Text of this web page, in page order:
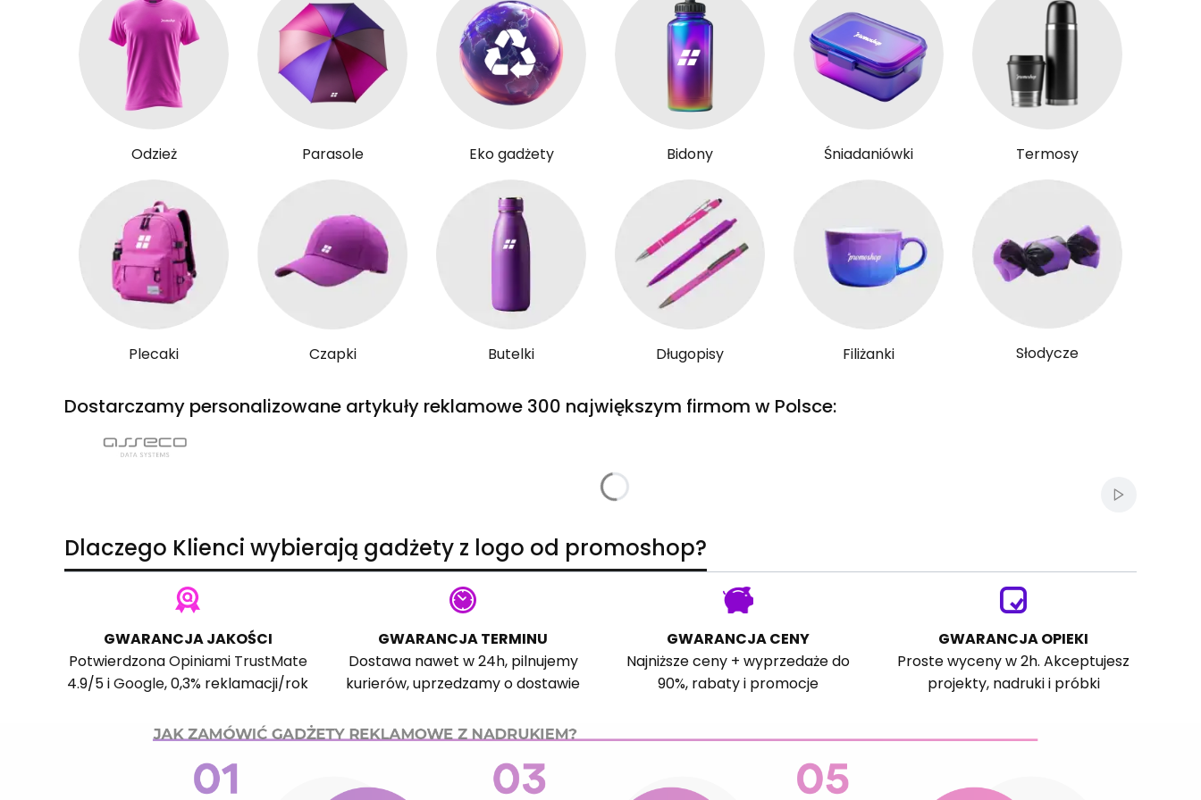
Odzież Parasole Eko gadżety Bidony Śniadaniówki Termosy
Plecaki Czapki Butelki Długopisy Filiżanki Słodycze
Dostarczamy personalizowane artykuły reklamowe 300 największym firmom w Polsce:
Włącz
Dlaczego Klienci wybierają gadżety z logo od promoshop?
GWARANCJA JAKOŚCI
PotwierdzonaOpiniami TrustMate
4.9/5 iGoogle, 0,3% reklamacji/rok
GWARANCJA TERMINU
Dostawa nawet w 24h, pilnujemy
kurierów, uprzedzamy o dostawie
GWARANCJA CENY
Najniższe ceny + wyprzedaże do
90%, rabaty i promocje
GWARANCJA OPIEKI
Proste wyceny w 2h. Akceptujesz
projekty, nadruki i próbki